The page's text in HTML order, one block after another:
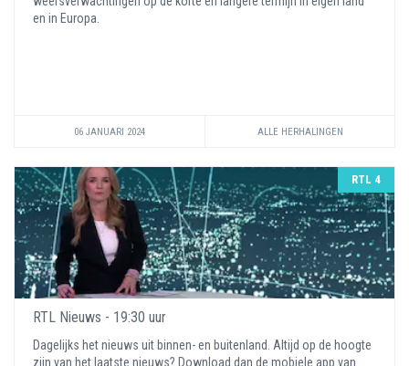
en in Europa.
06 JANUARI 2024 ALLE HERHALINGEN
RTL 4
RTL Nieuws - 19:30 uur
Dagelijks het nieuws uit binnen- en buitenland. Altijd op de hoogte
zijn van het laatste nieuws? Download dan de mobiele app van